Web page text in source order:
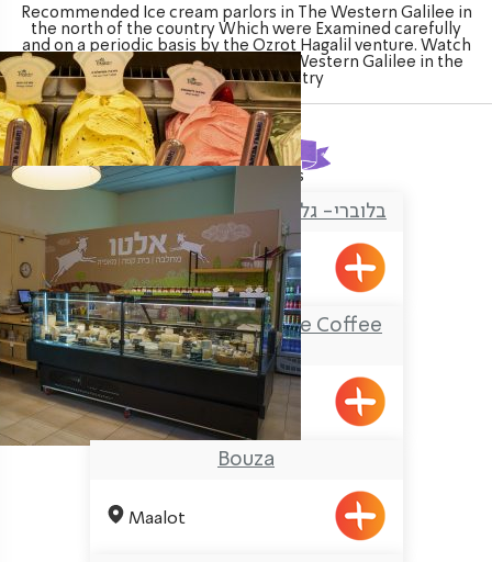
Recommended Ice cream parlors in The Western Galilee in
the north of the country Which were Examined carefully
and on a periodic basis by the Ozrot Hagalil venture. Watch
the list of Ice cream parlors in The Western Galilee in the
north of the country
Found results
בלוברי- גלידריה ויוגורטיה איטלקית
Nahariya
Alto Dairy Farm- the Coffee
House
Shomrat
Bouza
Maalot